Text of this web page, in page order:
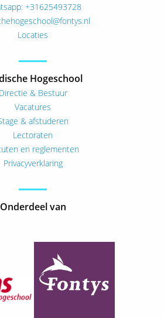
+31625493728
Locaties
Hogeschool
Directie & Bestuur
Vacatures
& afstuderen
Lectoraten
en reglementen
Privacyverklaring
Onderdeel van